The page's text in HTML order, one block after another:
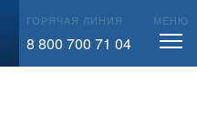
ГОРЯЧАЯ ЛИНИЯ
8 800 700 71 04
МЕНЮ